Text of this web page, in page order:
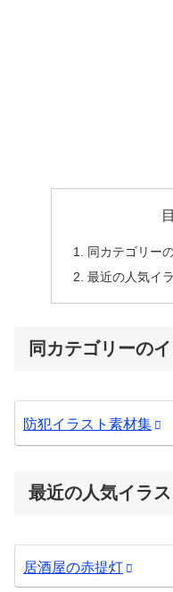
同カテゴリー
最近の人気イ
同カテゴリーの
防犯イラスト素材集
最近の人気イラス
居酒屋の赤提灯